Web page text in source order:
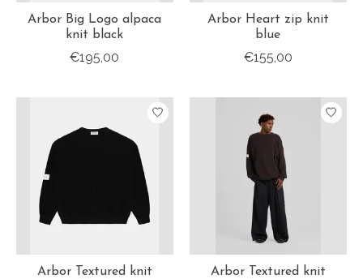
Arbor Big Logo alpaca
knit black
€195,00
Arbor Heart zip knit
blue
€155,00
Arbor Textured knit
Arbor Textured knit